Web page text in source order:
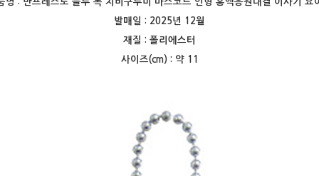
발매일 : 2025년 12월
재질 : 폴리에스터
사이즈(cm) : 약 11